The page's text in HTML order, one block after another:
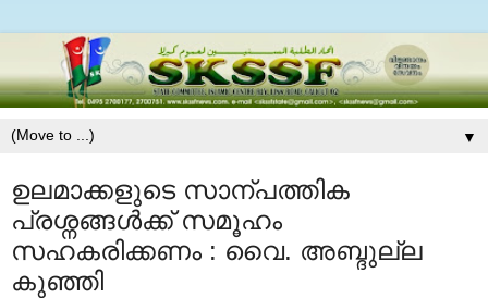
▼
ഉലമാക്കളുടെ സാന്പത്തിക
പ്രശ്നങ്ങള്‍ക്ക് സമൂഹം
സഹകരിക്കണം : വൈ. അബ്ദുല്ല
കുഞ്ഞി